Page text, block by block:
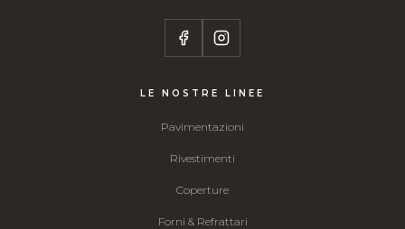
LE NOSTRE LINEE
Pavimentazioni
Rivestimenti
Coperture
Forni & Refrattari